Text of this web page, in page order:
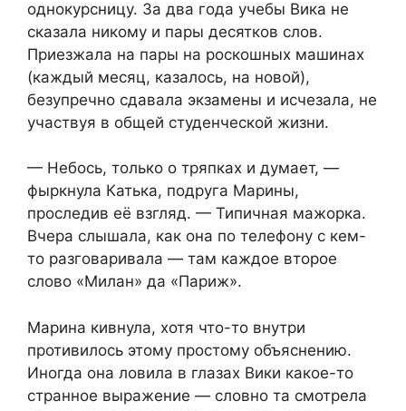
однокурсницу. За два года учебы Вика не
сказала никому и пары десятков слов.
Приезжала на пары на роскошных машинах
(каждый месяц, казалось, на новой),
безупречно сдавала экзамены и исчезала, не
участвуя в общей студенческой жизни.
— Небось, только о тряпках и думает, —
фыркнула Катька, подруга Марины,
проследив её взгляд. — Типичная мажорка.
Вчера слышала, как она по телефону с кем-
то разговаривала — там каждое второе
слово «Милан» да «Париж».
Марина кивнула, хотя что-то внутри
противилось этому простому объяснению.
Иногда она ловила в глазах Вики какое-то
странное выражение — словно та смотрела